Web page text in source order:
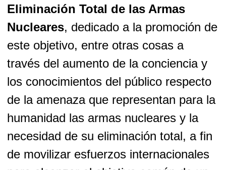
Eliminación Total de las Armas
Nucleares, dedicado a la promoción de
este objetivo, entre otras cosas a
través del aumento de la conciencia y
los conocimientos del público respecto
de la amenaza que representan para la
humanidad las armas nucleares y la
necesidad de su eliminación total, a fin
de movilizar esfuerzos internacionales